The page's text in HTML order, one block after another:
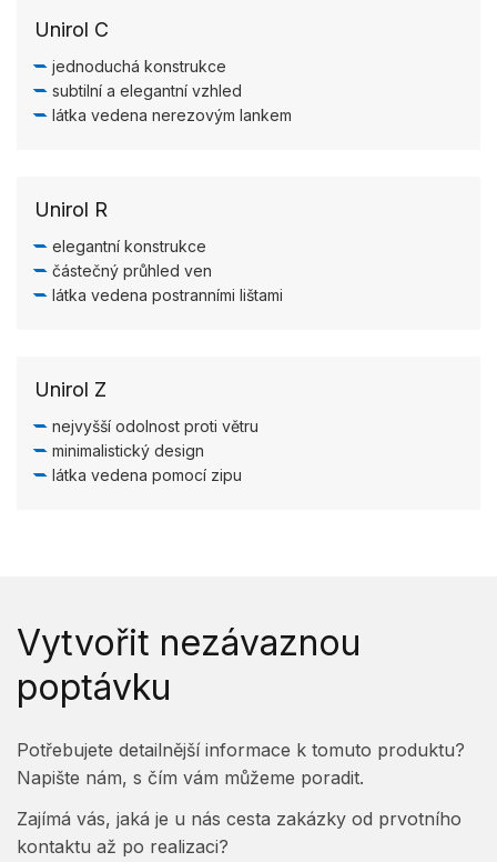
Unirol C
jednoduchá konstrukce
subtilní a elegantní vzhled
látka vedena nerezovým lankem
Unirol R
elegantní konstrukce
částečný průhled ven
látka vedena postranními lištami
Unirol Z
nejvyšší odolnost proti větru
minimalistický design
látka vedena pomocí zipu
Vytvořit nezávaznou
poptávku
Potřebujete detailnější informace k tomuto produktu?
Napište nám, s čím vám můžeme poradit.
Zajímá vás, jaká je u nás cesta zakázky od prvotního
kontaktu až po realizaci?